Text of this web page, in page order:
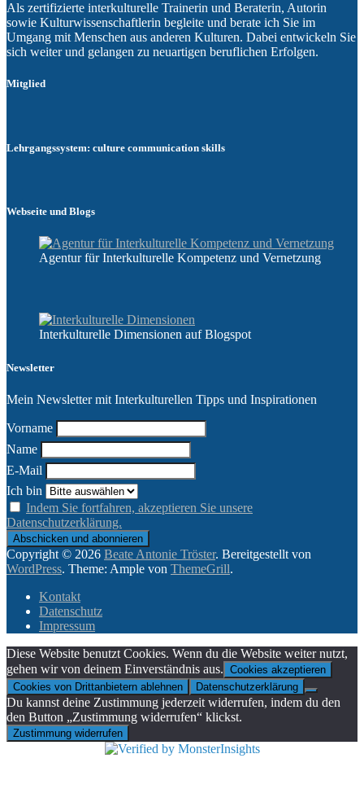
Als zertifizierte interkulturelle Trainerin und Beraterin, Autorin
sowie Kulturwissenschaftlerin begleite und berate ich Sie im
Umgang mit Menschen aus anderen Kulturen. Dabei entwickeln Sie
sich weiter und gelangen zu neuartigen beruflichen Erfolgen.
Mitglied
Lehrgangssystem: culture communication skills
Webseite und Blogs
Agentur für Interkulturelle Kompetenz und Vernetzung
Interkulturelle Dimensionen auf Blogspot
Newsletter
Mein Newsletter mit Interkulturellen Tipps und Inspirationen
Vorname
Name
E-Mail
Ich bin
Indem Sie fortfahren, akzeptieren Sie unsere
Datenschutzerklärung.
Copyright © 2026 Beate Antonie Tröster. Bereitgestellt von
WordPress. Theme: Ample von ThemeGrill.
Kontakt
Datenschutz
Impressum
Diese Website benutzt Cookies. Wenn du die Website weiter nutzt,
gehen wir von deinem Einverständnis aus. Cookies akzeptieren
Cookies von Drittanbietern ablehnen
Datenschutzerklärung
Du kannst deine Zustimmung jederzeit widerrufen, indem du den
den Button „Zustimmung widerrufen“ klickst.
Zustimmung widerrufen